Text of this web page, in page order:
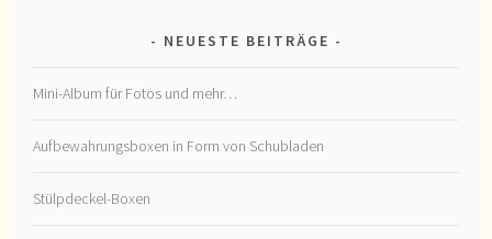
NEUESTE BEITRÄGE
Mini-Album für Fotos und mehr…
Aufbewahrungsboxen in Form von Schubladen
Stülpdeckel-Boxen